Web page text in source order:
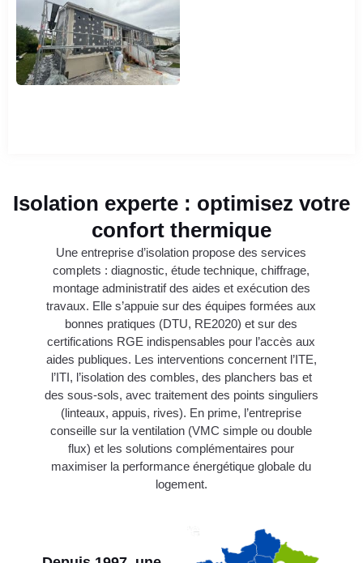
Isolation experte : optimisez votre
confort thermique
Une entreprise d’isolation propose des services
complets : diagnostic, étude technique, chiffrage,
montage administratif des aides et exécution des
travaux. Elle s’appuie sur des équipes formées aux
bonnes pratiques (DTU, RE2020) et sur des
certifications RGE indispensables pour l’accès aux
aides publiques. Les interventions concernent l’ITE,
l’ITI, l’isolation des combles, des planchers bas et
des sous-sols, avec traitement des points singuliers
(linteaux, appuis, rives). En prime, l’entreprise
conseille sur la ventilation (VMC simple ou double
flux) et les solutions complémentaires pour
maximiser la performance énergétique globale du
logement.